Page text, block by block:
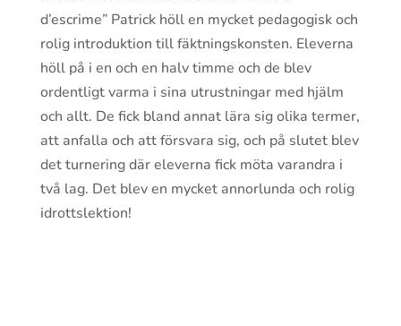
d’escrime” Patrick höll en mycket pedagogisk och
rolig introduktion till fäktningskonsten. Eleverna
höll på i en och en halv timme och de blev
ordentligt varma i sina utrustningar med hjälm
och allt. De fick bland annat lära sig olika termer,
att anfalla och att försvara sig, och på slutet blev
det turnering där eleverna fick möta varandra i
två lag. Det blev en mycket annorlunda och rolig
idrottslektion!